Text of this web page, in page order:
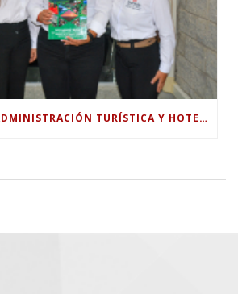
PROGRAMA DE ADMINISTRACIÓN TURÍSTICA Y HOTELERA DE LA UNIVERSIDAD PILOTO ENTREGA DOCUMENTO TÉCNICO PARA FORTALECER EL TURISMO RURAL EN GUABINAL.